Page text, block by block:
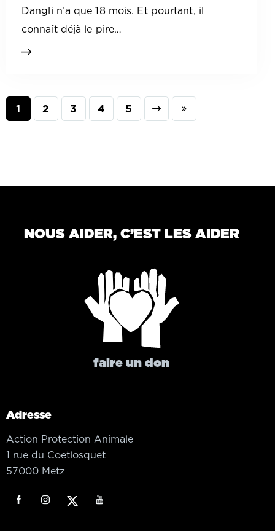
Dangli n’a que 18 mois. Et pourtant, il
connaît déjà le pire…
1 2 3 4 5
Next Last
NOUS AIDER, C’EST LES AIDER
faire un don
Adresse
Action Protection Animale
1 rue du Coetlosquet
57000 Metz